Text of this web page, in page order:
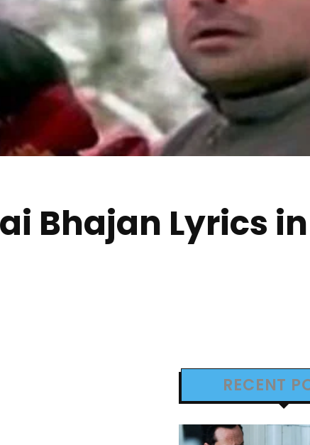
Bhajan Lyrics in
RECENT